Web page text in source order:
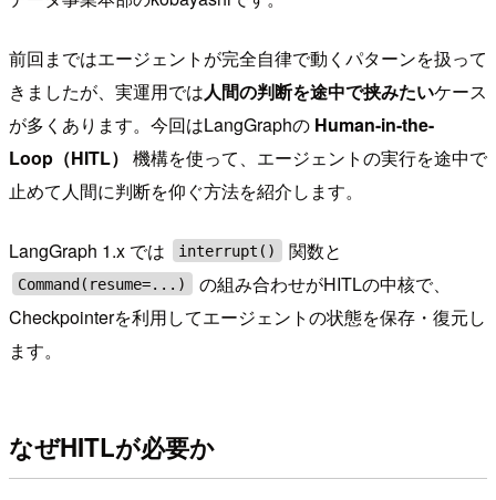
前回まではエージェントが完全自律で動くパターンを扱って
きましたが、実運用では人間の判断を途中で挟みたいケース
が多くあります。今回はLangGraphの Human-in-the-
Loop（HITL） 機構を使って、エージェントの実行を途中で
止めて人間に判断を仰ぐ方法を紹介します。
LangGraph 1.x では interrupt() 関数と
Command(resume=...)
の組み合わせがHITLの中核で、
Checkpointerを利用してエージェントの状態を保存・復元し
ます。
なぜHITLが必要か